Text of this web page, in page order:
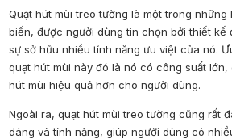
Quạt hút mùi treo tường là một trong những
biến, được người dùng tin chọn bởi thiết kế
sự sở hữu nhiều tính năng ưu việt của nó.
quạt hút mùi này đó là nó có công suất lớn,
hút mùi hiệu quả hơn cho người dùng.
Ngoài ra, quạt hút mùi treo tường cũng rất
dáng và tính năng, giúp người dùng có